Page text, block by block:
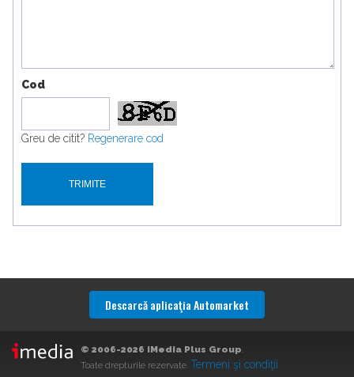
Cod
Greu de citit? Regenerare cod
Descarcă aplicaţia Automarket
© 2006-2026 iMedia Plus Group.
Toate drepturile rezervate. Termeni şi condiţii